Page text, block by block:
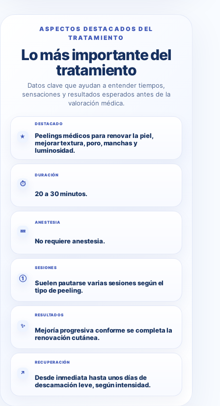
ASPECTOS DESTACADOS DEL
TRATAMIENTO
Lo más importante del
tratamiento
Datos clave que ayudan a entender tiempos,
sensaciones y resultados esperados antes de la
valoración médica.
★
DESTACADO
Peelings médicos para renovar la piel,
mejorar textura, poro, manchas y
luminosidad.
⏱
DURACIÓN
20 a 30 minutos.
💤
ANESTESIA
No requiere anestesia.
①
SESIONES
Suelen pautarse varias sesiones según el
tipo de peeling.
✨
RESULTADOS
Mejoría progresiva conforme se completa la
renovación cutánea.
↗
RECUPERACIÓN
Desde inmediata hasta unos días de
descamación leve, según intensidad.